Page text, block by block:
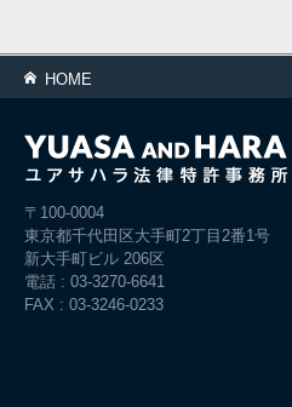
HOME
〒100-0004
東京都千代田区大手町2丁目2番1号
新大手町ビル 206区
電話 : 03-3270-6641
FAX : 03-3246-0233